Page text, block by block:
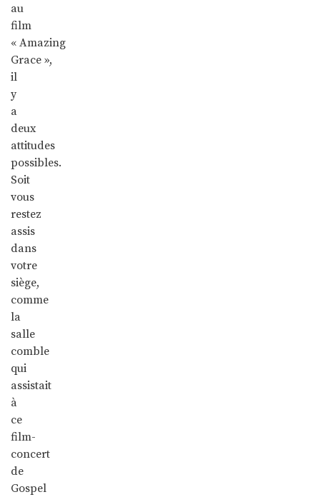
au
film
« Amazing
Grace »,
il
y
a
deux
attitudes
possibles.
Soit
vous
restez
assis
dans
votre
siège,
comme
la
salle
comble
qui
assistait
à
ce
film-
concert
de
Gospel